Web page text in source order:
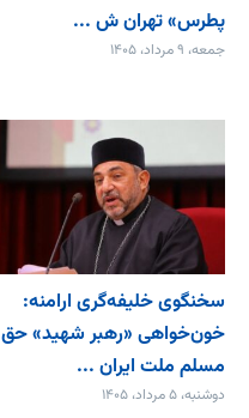
پطرس» تهران ش ...
جمعه، ۹ مرداد، ۱۴۰۵
سخنگوی خلیفه‌گری ارامنه:
خون‌خواهی «رهبر شهید» حق
مسلم ملت ایران ...
دوشنبه، ۵ مرداد، ۱۴۰۵